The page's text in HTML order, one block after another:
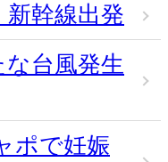
幹線出発
台風発生
ポで妊娠